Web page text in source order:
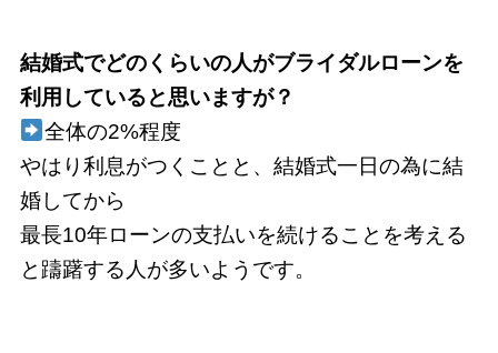
結婚式でどのくらいの人がブライダルローンを
利用していると思いますが？
全体の2%程度
やはり利息がつくことと、結婚式一日の為に結
婚してから
最長10年ローンの支払いを続けることを考える
と躊躇する人が多いようです。